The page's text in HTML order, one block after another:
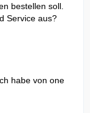
bestellen soll.
Service aus?
habe von one